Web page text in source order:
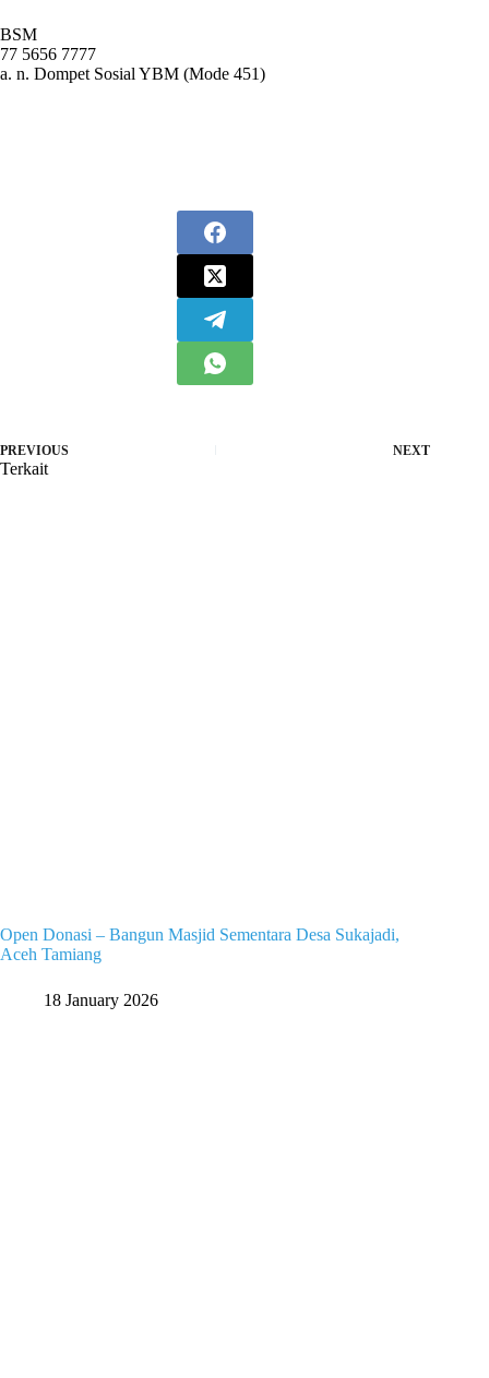
BSM
77 5656 7777
a. n. Dompet Sosial YBM (Mode 451)
PREVIOUS NEXT
Terkait
Open Donasi – Bangun Masjid Sementara Desa Sukajadi,
Aceh Tamiang
18 January 2026